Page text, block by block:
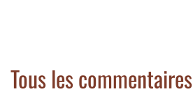
Tous les commentaires